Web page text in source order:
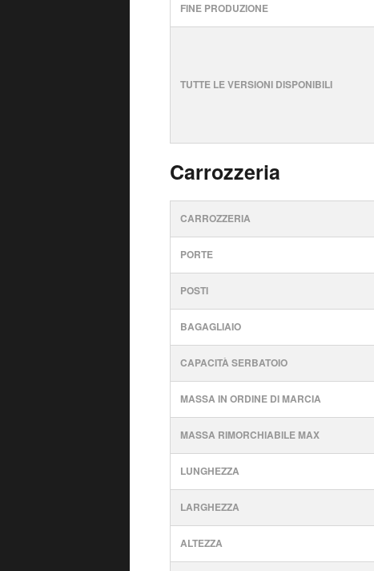
FINE PRODUZIONE
TUTTE LE VERSIONI DISPONIBILI
Carrozzeria
CARROZZERIA
PORTE
POSTI
BAGAGLIAIO
CAPACITÀ SERBATOIO
MASSA IN ORDINE DI MARCIA
MASSA RIMORCHIABILE MAX
LUNGHEZZA
LARGHEZZA
ALTEZZA